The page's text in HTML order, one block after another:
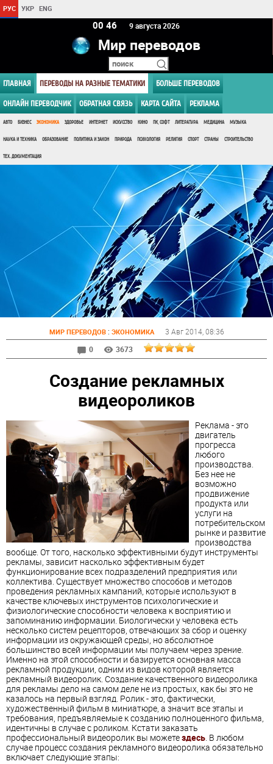
РУС УКР ENG
00 46 9 августа 2026
Мир переводов
ГЛАВНАЯ ПЕРЕВОДЫ НА РАЗНЫЕ ТЕМАТИКИ БОЛЬШЕ ПЕРЕВОДОВ
ОНЛАЙН ПЕРЕВОДЧИК ОБРАТНАЯ СВЯЗЬ КАРТА САЙТА РЕКЛАМА
АВТО БИЗНЕС ЭКОНОМИКА ЗДОРОВЬЕ ИНТЕРНЕТ ИСКУССТВО КИНО ПК, СОФТ ЛИТЕРАТУРА МЕДИЦИНА МУЗЫКА
НАУКА И ТЕХНИКА ОБРАЗОВАНИЕ ПОЛИТИКА И ЗАКОН ПРИРОДА ПСИХОЛОГИЯ РЕЛИГИЯ СПОРТ СТРАНЫ СТРОИТЕЛЬСТВО
ТЕХ. ДОКУМЕНТАЦИЯ
МИР ПЕРЕВОДОВ: ЭКОНОМИКА 3 Авг 2014, 08:36
0
3673
Создание рекламных
видеороликов
Реклама - это
двигатель
прогресса
любого
производства.
Без нее не
возможно
продвижение
продукта или
услуги на
потребительском
рынке и развитие
производства
вообще. От того, насколько эффективными будут инструменты
рекламы, зависит насколько эффективным будет
функционирование всех подразделений предприятия или
коллектива. Существует множество способов и методов
проведения рекламных кампаний, которые используют в
качестве ключевых инструментов психологические и
физиологические способности человека к восприятию и
запоминанию информации. Биологически у человека есть
несколько систем рецепторов, отвечающих за сбор и оценку
информации из окружающей среды, но абсолютное
большинство всей информации мы получаем через зрение.
Именно на этой способности и базируется основная масса
рекламной продукции, одним из видов которой является
рекламный видеоролик. Создание качественного видеоролика
для рекламы дело на самом деле не из простых, как бы это не
казалось на первый взгляд. Ролик - это, фактически,
художественный фильм в миниатюре, а значит все этапы и
требования, предъявляемые к созданию полноценного фильма,
идентичны в случае с роликом. Кстати заказать
профессиональный видеоролик вы можетездесь. В любом
случае процесс создания рекламного видеоролика обязательно
включает следующие этапы: